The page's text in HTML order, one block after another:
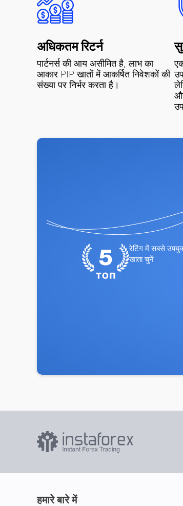
अधिकतम रिटर्न
पार्टनर्स की आय असीमित है, लाभ का
आकार PIP खातों में आकर्षित निवेशकों की
संख्या पर निर्भर करता है।
रेटिंग में सबसे
खाता चुनें
हमारे बारे में